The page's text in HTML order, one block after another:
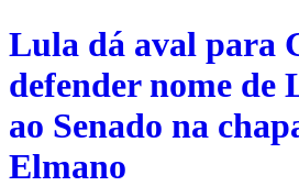
Lula dá aval para
defender nome de
ao Senado na
Elmano